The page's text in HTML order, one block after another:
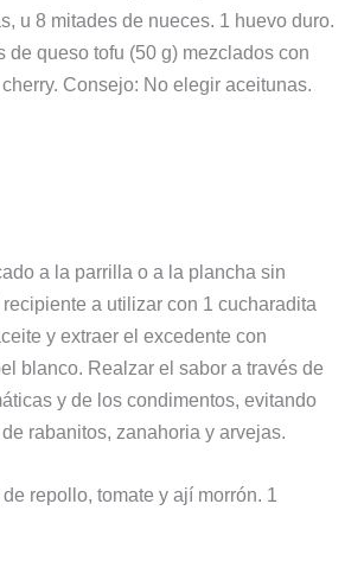
u 8 mitades de nueces. 1 huevo duro.
de queso tofu (50 g) mezclados con
Consejo: No elegir aceitunas.
a la parrilla o a la plancha sin
a utilizar con 1 cucharadita
y extraer el excedente con
blanco. Realzar el sabor a través de
y de los condimentos, evitando
rabanitos, zanahoria y arvejas.
repollo, tomate y ají morrón. 1